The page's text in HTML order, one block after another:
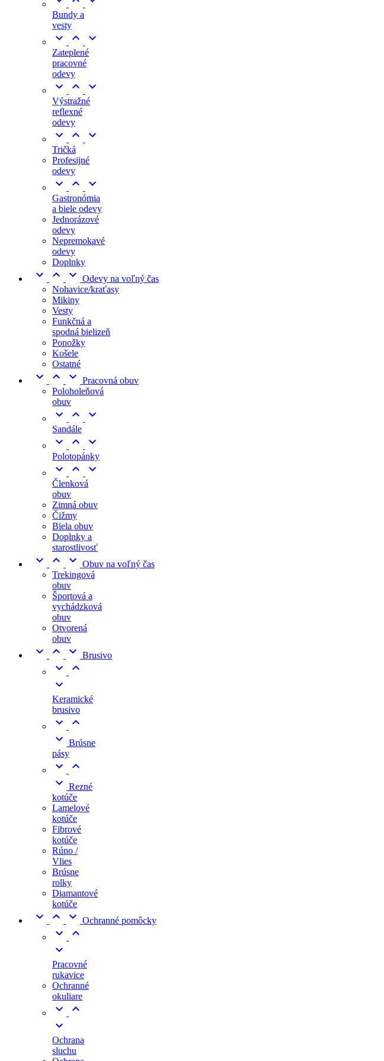
Bundy a
vesty
  
Zateplené
pracovné
odevy
  
Výstražné
reflexné
odevy
  
Tričká
Profesijné
odevy
  
Gastronómia
a biele odevy
Jednorázové
odevy
Nepremokavé
odevy
Doplnky
   Odevy na voľný čas
Nohavice/kraťasy
Mikiny
Vesty
Funkčná a
spodná bielizeň
Ponožky
Košele
Ostatné
   Pracovná obuv
Poloholeňová
obuv
  
Sandále
  
Polotopánky
  
Členková
obuv
Zimná obuv
Čižmy
Biela obuv
Doplnky a
starostlivosť
   Obuv na voľný čas
Trekingová
obuv
Športová a
vychádzková
obuv
Otvorená
obuv
   Brusivo



Keramické
brusivo


 Brúsne
pásy


 Rezné
kotúče
Lamelové
kotúče
Fibrové
kotúče
Rúno /
Vlies
Brúsne
rolky
Diamantové
kotúče
   Ochranné pomôcky



Pracovné
rukavice
Ochranné
okuliare



Ochrana
sluchu